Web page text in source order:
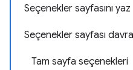
Seçenekler sayfasını yaz
Seçenekler sayfası
Tam sayfa seçenekleri